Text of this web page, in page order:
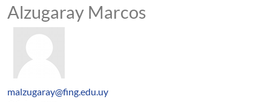
Alzugaray Marcos
malzugaray@fing.edu.uy